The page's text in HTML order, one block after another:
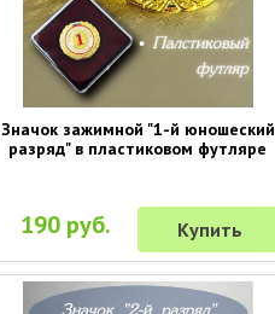
Значок зажимной "1-й юношеский
разряд" в пластиковом футляре
190 руб. Купить